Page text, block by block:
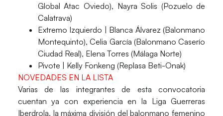
Global Atac Oviedo), Nayra Solis (Pozuelo de
Calatrava)
Extremo Izquierdo | Blanca Álvarez (Balonmano
Montequinto), Celia García (Balonmano Caserío
Ciudad Real), Elena Torres (Málaga Norte)
Pivote
| Kelly Fonkeng (Replasa Beti-Onak)
NOVEDADES EN LA LISTA
Varias de las integrantes de esta convocatoria
cuentan ya con experiencia en la Liga Guerreras
Iberdrola, la máxima división del balonmano femenino